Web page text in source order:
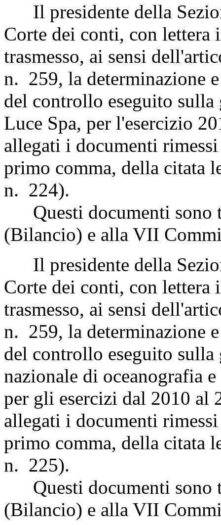
Il presidente della
Corte dei conti, con lettera
trasmesso, ai sensi
n. 259, la determinazione
del controllo eseguito
Luce Spa, per l'esercizio
allegati i documenti
primo comma, della citata
n. 224).
Questi documenti sono
(Bilancio) e alla VII
Il presidente della
Corte dei conti, con lettera
trasmesso, ai sensi
n. 259, la determinazione
del controllo eseguito
nazionale di oceanografia
per gli esercizi dal 2010 al
allegati i documenti
primo comma, della citata
n. 225).
Questi documenti sono
(Bilancio) e alla VII